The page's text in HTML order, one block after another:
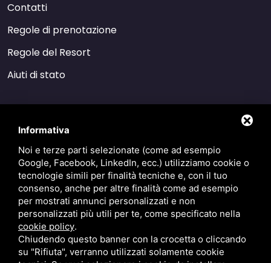
Contatti
Regole di prenotazione
Regole del Resort
Aiuti di stato
GLI AIUTI DA NOI RICEVUTI SONO I SEGUENTI:
AGENZIA ENTRATE 21/06/2020 EURO 25122,00 ART. 25 D.L. 34/2020 / AGENZIA
ENTRATE 26/11/2020 EURO 37.683,00 ART. 1 D.L. 137/2020 / AGENZIA ENTRATE
16/10/2020 EURO 596,00 CREDITO IMPOSTA SANIFICAZIONE ART.125 D.L. 34/2020 /
AGENZIA ENTRATE 16/11/2020 EURO 427,50 CREDITO IMPOSTA SANIFICAZIONE ART.125
D.L. 34/2020 / AGENZIA ENTRATE 16/12/2020 EURO 168,50 CREDITO IMPOSTA
SANIFICAZIONE ART.125 D.L. 34/2020 / COMUNE COMACCHIO 16/06/2020 EURO
26.575,00 ESENZIONE IMU 1a RATA PER IL SETTORE TURISTICO ART.177 D.L. 34/2020 /
COMUNE COMACCHIO 16/12/2020 EURO 26.574,00 ESENZIONE IMU 2a RATA PER IL
SETTORE TURISTICO ART.9 D.L. 137/2020
Informativa
Noi e terze parti selezionate (come ad esempio
Google, Facebook, LinkedIn, ecc.) utilizziamo cookie o
tecnologie simili per finalità tecniche e, con il tuo
consenso, anche per altre finalità come ad esempio
per mostrati annunci personalizzati e non
personalizzati più utili per te, come specificato nella
cookie policy.
Chiudendo questo banner con la crocetta o cliccando
su "Rifiuta", verranno utilizzati solamente cookie